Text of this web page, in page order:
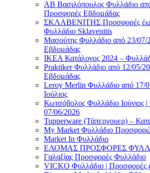
AB Βασιλόπουλος Φυλλάδιο
Προσφορές Εβδομάδας
ΣΚΛΑΒΕΝΙΤΗΣ Προσφορές
Φυλλάδιο Sklavenitis
Μασούτης Φυλλάδιο από 23/07/
Εβδομάδας
ΙΚΕΑ Κατάλογος 2024 –
Praktiker Φυλλάδιο από 12/05/
Εβδομάδας
Leroy Merlin Φυλλάδιο από 17/
Ιούλιος
Κωτσόβολος Φυλλάδιο Ιούνιος
07/06/2026
Tupperware (Τάπεργουερ) –
My Market Φυλλάδιο
Market In Φυλλάδιο
ΕΛΟΜΑΣ ΠΡΟΣΦΟΡΕΣ
Γαλαξίας Προσφορές Φυλλάδιο
VICKO Φυλλάδιο | Προσφορές